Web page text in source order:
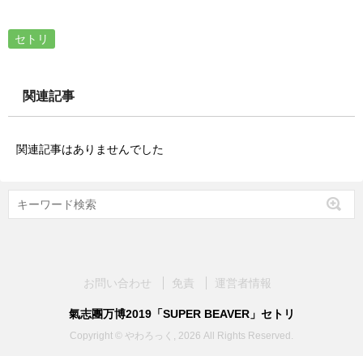
セトリ
関連記事
関連記事はありませんでした
お問い合わせ 免責 運営者情報
氣志團万博2019「SUPER BEAVER」セトリ
Copyright © やわろっく, 2026 All Rights Reserved.